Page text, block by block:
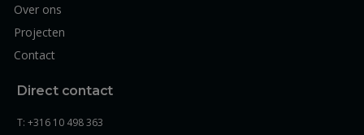
Over ons
Projecten
Contact
Direct contact
T: +316 10 498 363